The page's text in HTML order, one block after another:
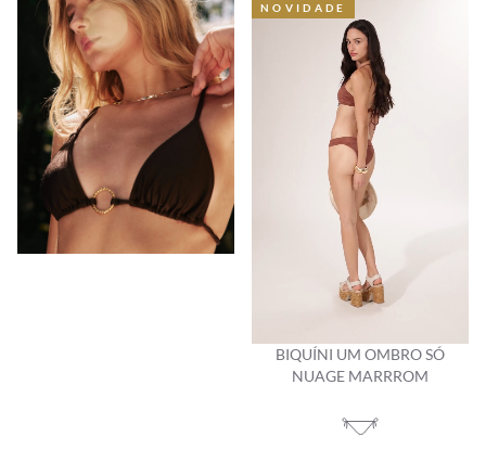
BIQUÍNI UM OMBRO SÓ
NUAGE MARRROM
NOVIDADE